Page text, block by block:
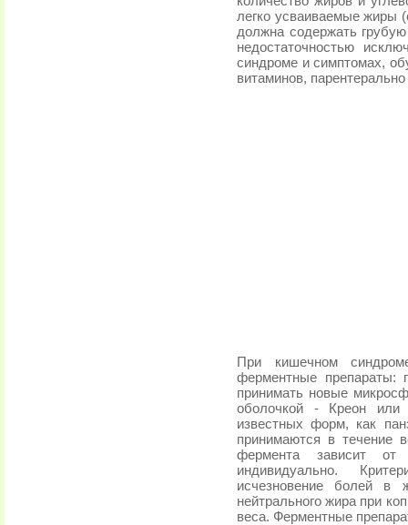
легко усваиваемые жиры
должна содержать
недостаточностью
синдроме и симптомах,
витаминов,
При кишечном
ферментные препараты:
принимать новые
оболочкой - Креон или
известных форм, как
принимаются в течение
фермента зависит от
индивидуально.
исчезновение болей в
нейтрального жира при
веса. Ферментные